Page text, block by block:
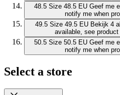
48.5 Size 48.5 EU Geef me
notify me when
49.5 Size 49.5 EU Bekijk 4
available, see
50.5 Size 50.5 EU Geef me
notify me when
Select a store